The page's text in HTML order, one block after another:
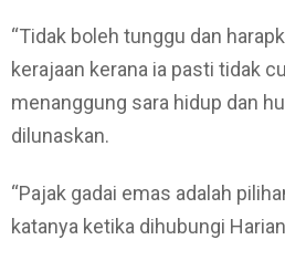
“Tidak boleh tunggu dan
kerajaan kerana ia pasti tidak
menanggung sara hidup dan
dilunaskan.
“Pajak gadai emas adalah
katanya ketika dihubungi